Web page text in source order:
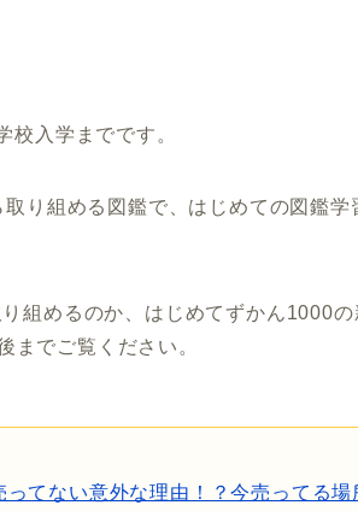
校入学までです。
り組める図鑑で、はじめての図鑑学
組めるのか、はじめてずかん1000の
までご覧ください。
てない意外な理由！？今売ってる場